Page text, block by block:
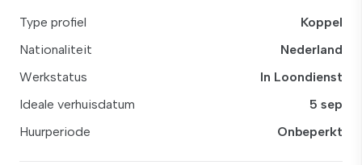
Type profiel
Koppel
Nationaliteit
Nederland
Werkstatus
In Loondienst
Ideale verhuisdatum
5 sep
Huurperiode
Onbeperkt